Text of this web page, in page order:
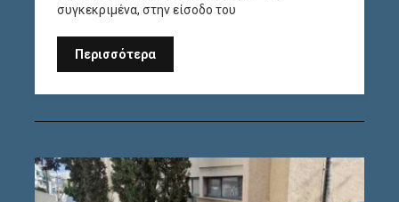
συγκεκριμένα, στην είσοδο του
Περισσότερα